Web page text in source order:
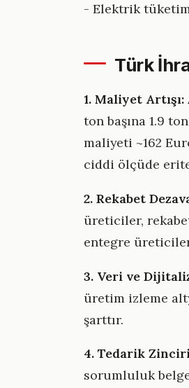
- Elektrik
Türk
1. Maliyet Artışı:
ton başına 1.9
maliyeti ~162
ciddi ölçüde
2. Rekabet
üreticiler,
entegre
3. Veri ve
üretim izleme
şarttır.
4. Tedarik Zinciri
sorumluluk